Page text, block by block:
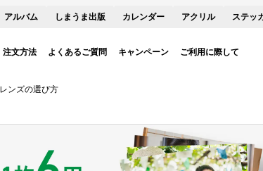
アルバム しまうま出版 カレンダー アクリル ステッ
注文方法 よくあるご質問 キャンペーン ご利用に際して
ンズの選び方